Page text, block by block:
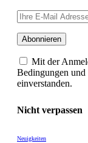
Mit der
Bedingungen und
einverstanden.
Nicht verpassen
Neuigkeiten